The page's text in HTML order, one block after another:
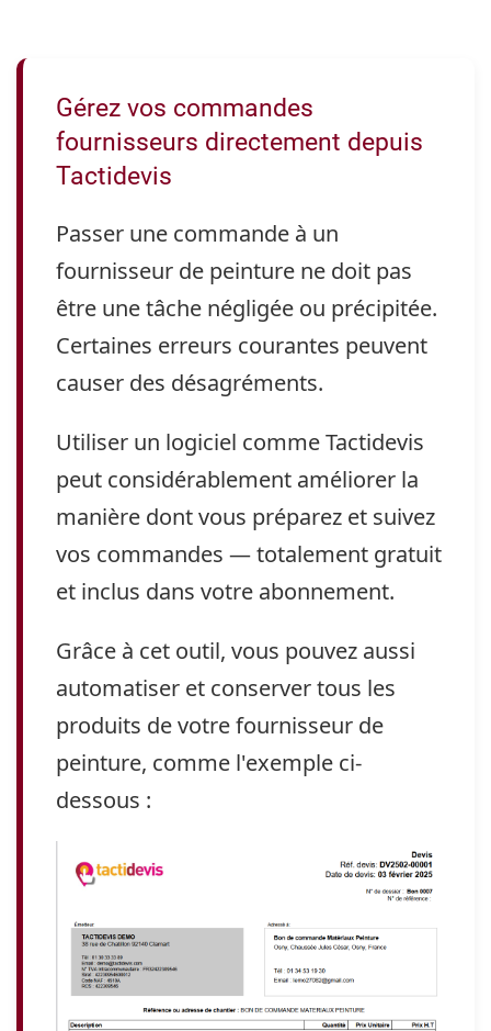
Gérez vos commandes
fournisseurs directement depuis
Tactidevis
Passer une commande à un
fournisseur de peinture ne doit pas
être une tâche négligée ou précipitée.
Certaines erreurs courantes peuvent
causer des désagréments.
Utiliser un logiciel comme Tactidevis
peut considérablement améliorer la
manière dont vous préparez et suivez
vos commandes — totalement gratuit
et inclus dans votre abonnement.
Grâce à cet outil, vous pouvez aussi
automatiser et conserver tous les
produits de votre fournisseur de
peinture, comme l'exemple ci-
dessous :